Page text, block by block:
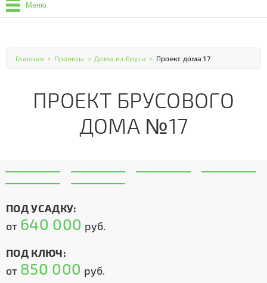
Меню
Главная > Проекты > Дома из бруса > Проект дома 17
ПРОЕКТ БРУСОВОГО
ДОМА №17
ПОД УСАДКУ:
от 640 000 руб.
ПОД КЛЮЧ:
от 850 000 руб.